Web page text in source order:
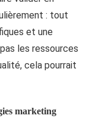
: tout
et une
les ressources
cela pourrait
marketing